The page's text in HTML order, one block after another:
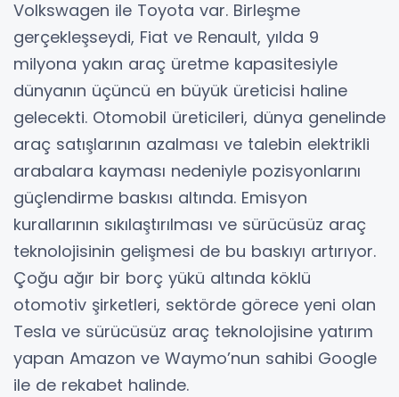
Volkswagen ile Toyota var. Birleşme
gerçekleşseydi, Fiat ve Renault, yılda 9
milyona yakın araç üretme kapasitesiyle
dünyanın üçüncü en büyük üreticisi haline
gelecekti. Otomobil üreticileri, dünya genelinde
araç satışlarının azalması ve talebin elektrikli
arabalara kayması nedeniyle pozisyonlarını
güçlendirme baskısı altında. Emisyon
kurallarının sıkılaştırılması ve sürücüsüz araç
teknolojisinin gelişmesi de bu baskıyı artırıyor.
Çoğu ağır bir borç yükü altında köklü
otomotiv şirketleri, sektörde görece yeni olan
Tesla ve sürücüsüz araç teknolojisine yatırım
yapan Amazon ve Waymo’nun sahibi Google
ile de rekabet halinde.